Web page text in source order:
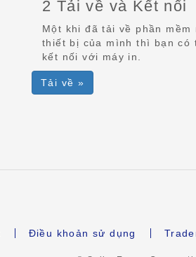
2 Tải về và Kết nối
Một khi đã tải về phần mềm
thiết bị của mình thì bạn có
kết nối với máy in.
Tải về »
Điều khoản sử dụng